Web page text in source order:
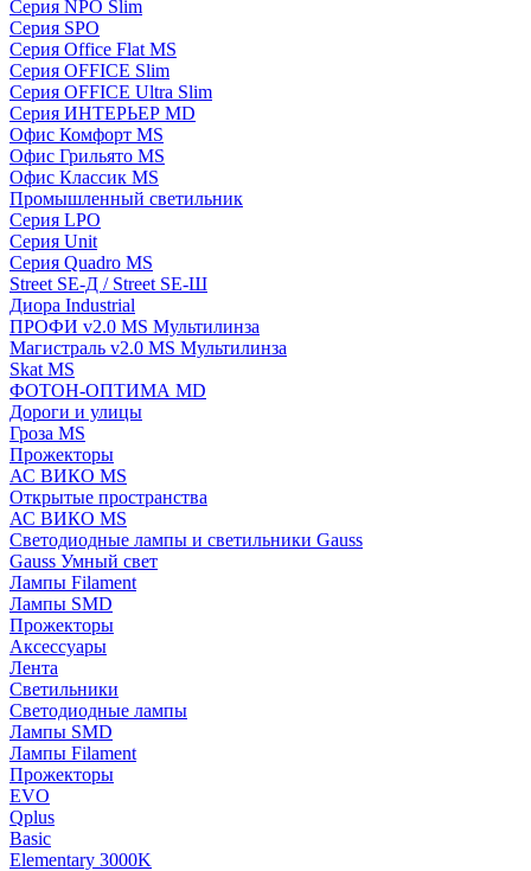
Серия NPO Slim
Серия SPO
Серия Office Flat MS
Серия OFFICE Slim
Серия OFFICE Ultra Slim
Серия ИНТЕРЬЕР MD
Офис Комфорт MS
Офис Грильято MS
Офис Классик MS
Промышленный светильник
Серия LPO
Серия Unit
Серия Quadro MS
Street SE-Д / Street SE-Ш
Диора Industrial
ПРОФИ v2.0 MS Мультилинза
Магистраль v2.0 MS Мультилинза
Skat MS
ФОТОН-ОПТИМА MD
Дороги и улицы
Гроза MS
Прожекторы
АС ВИКО MS
Открытые пространства
АС ВИКО MS
Светодиодные лампы и светильники Gauss
Gauss Умный свет
Лампы Filament
Лампы SMD
Прожекторы
Аксессуары
Лента
Светильники
Светодиодные лампы
Лампы SMD
Лампы Filament
Прожекторы
EVO
Qplus
Basic
Elementary 3000K